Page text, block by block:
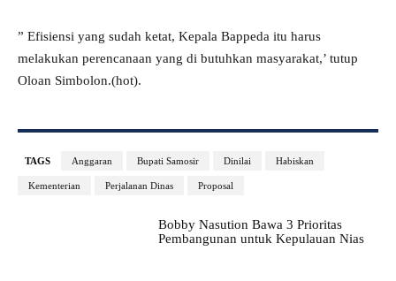
” Efisiensi yang sudah ketat, Kepala Bappeda itu harus
melakukan perencanaan yang di butuhkan masyarakat,’ tutup
Oloan Simbolon.(hot).
TAGS Anggaran Bupati Samosir Dinilai Habiskan
Kementerian Perjalanan Dinas Proposal
Bobby Nasution Bawa 3 Prioritas
Pembangunan untuk Kepulauan Nias